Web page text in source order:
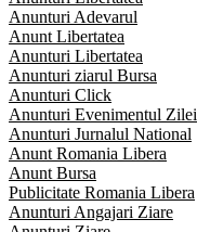
Anunturi Adevarul
Anunt Libertatea
Anunturi Libertatea
Anunturi ziarul Bursa
Anunturi Click
Anunturi Evenimentul Zilei
Anunturi Jurnalul National
Anunt Romania Libera
Anunt Bursa
Publicitate Romania Libera
Anunturi Angajari Ziare